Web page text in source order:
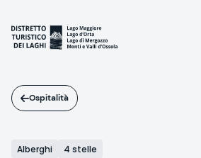
contenuto
principale
Ospitalità
Alberghi 4 stelle